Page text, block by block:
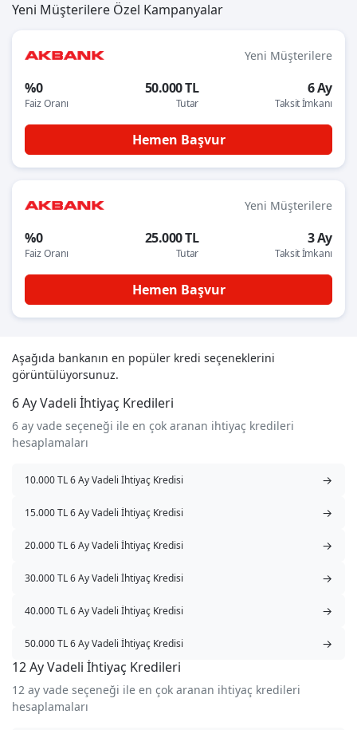
Yeni Müşterilere Özel Kampanyalar
Yeni Müşterilere
%0
Faiz Oranı
50.000 TL
Tutar
6 Ay
Taksit İmkanı
Hemen Başvur
Yeni Müşterilere
%0
Faiz Oranı
25.000 TL
Tutar
3 Ay
Taksit İmkanı
Hemen Başvur
Aşağıda bankanın en popüler kredi seçeneklerini
görüntülüyorsunuz.
6 Ay Vadeli İhtiyaç Kredileri
6 ay vade seçeneği ile en çok aranan ihtiyaç kredileri
hesaplamaları
10.000 TL 6 Ay Vadeli İhtiyaç Kredisi →
15.000 TL 6 Ay Vadeli İhtiyaç Kredisi →
20.000 TL 6 Ay Vadeli İhtiyaç Kredisi →
30.000 TL 6 Ay Vadeli İhtiyaç Kredisi →
40.000 TL 6 Ay Vadeli İhtiyaç Kredisi →
50.000 TL 6 Ay Vadeli İhtiyaç Kredisi →
12 Ay Vadeli İhtiyaç Kredileri
12 ay vade seçeneği ile en çok aranan ihtiyaç kredileri
hesaplamaları